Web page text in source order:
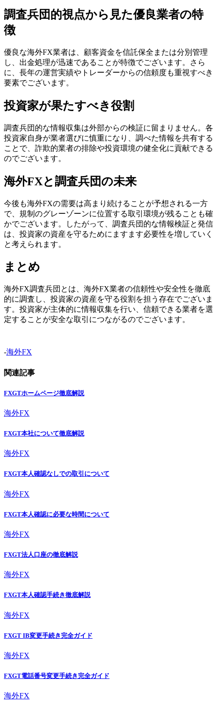
調査兵団的視点から見た優良業者の特
徴
優良な海外FX業者は、顧客資金を信託保全または分別管理
し、出金処理が迅速であることが特徴でございます。さら
に、長年の運営実績やトレーダーからの信頼度も重視すべき
要素でございます。
投資家が果たすべき役割
調査兵団的な情報収集は外部からの検証に留まりません。各
投資家自身が業者選びに慎重になり、調べた情報を共有する
ことで、詐欺的業者の排除や投資環境の健全化に貢献できる
のでございます。
海外FXと調査兵団の未来
今後も海外FXの需要は高まり続けることが予想される一方
で、規制のグレーゾーンに位置する取引環境が残ることも確
かでございます。したがって、調査兵団的な情報検証と発信
は、投資家の資産を守るためにますます必要性を増していく
と考えられます。
まとめ
海外FX調査兵団とは、海外FX業者の信頼性や安全性を徹底
的に調査し、投資家の資産を守る役割を担う存在でございま
す。投資家が主体的に情報収集を行い、信頼できる業者を選
定することが安全な取引につながるのでございます。
-海外FX
関連記事
FXGTホームページ徹底解説
海外FX
FXGT本社について徹底解説
海外FX
FXGT本人確認なしでの取引について
海外FX
FXGT本人確認に必要な時間について
海外FX
FXGT法人口座の徹底解説
海外FX
FXGT本人確認手続き徹底解説
海外FX
FXGT IB変更手続き完全ガイド
海外FX
FXGT電話番号変更手続き完全ガイド
海外FX